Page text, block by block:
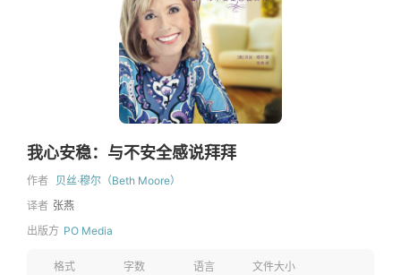
我心安稳：与不安全感说拜拜
作者 贝丝·穆尔（Beth Moore）
译者 张燕
出版方 PO Media
格式 字数 语言 文件大小